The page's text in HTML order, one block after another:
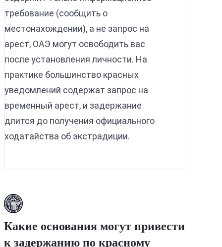
требование (сообщить о
местонахождении), а не запрос на
арест, ОАЭ могут освободить вас
после установления личности. На
практике большинство красных
уведомлений содержат запрос на
временный арест, и задержание
длится до получения официального
ходатайства об экстрадиции.
Какие основания могут привести
к задержанию по красному